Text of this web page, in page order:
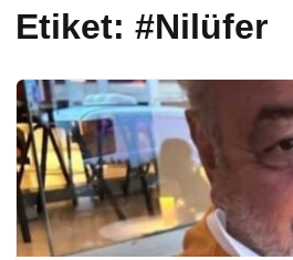
Etiket: #Nilüfer